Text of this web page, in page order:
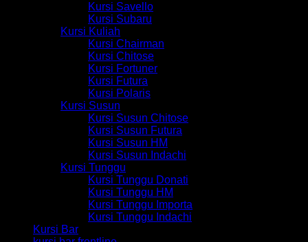
Kursi Savello
Kursi Subaru
Kursi Kuliah
Kursi Chairman
Kursi Chitose
Kursi Fortuner
Kursi Futura
Kursi Polaris
Kursi Susun
Kursi Susun Chitose
Kursi Susun Futura
Kursi Susun HM
Kursi Susun Indachi
Kursi Tunggu
Kursi Tunggu Donati
Kursi Tunggu HM
Kursi Tunggu Importa
Kursi Tunggu Indachi
Kursi Bar